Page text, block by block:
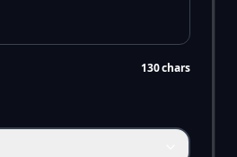
130chars